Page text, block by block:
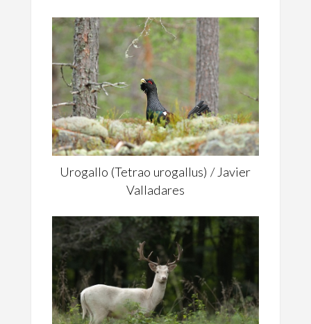
Urogallo (Tetrao urogallus) / Javier
Valladares